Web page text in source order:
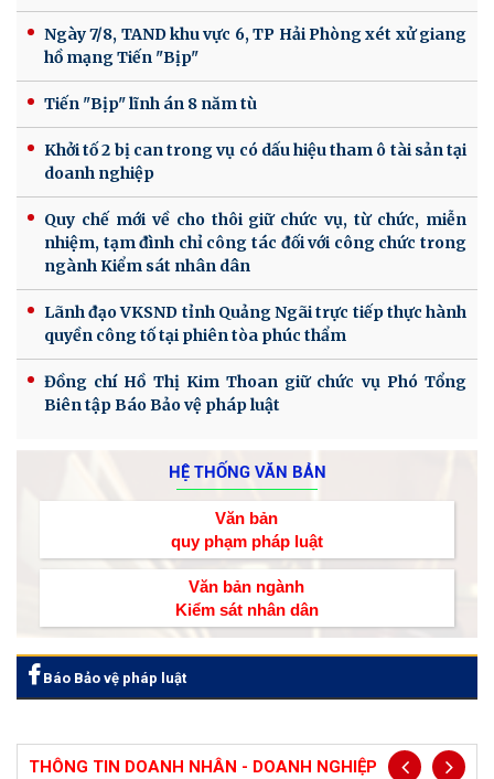
Ngày 7/8, TAND khu vực 6, TP Hải Phòng xét xử giang
hồ mạng Tiến "Bịp"
Tiến "Bịp" lĩnh án 8 năm tù
Khởi tố 2 bị can trong vụ có dấu hiệu tham ô tài sản tại
doanh nghiệp
Quy chế mới về cho thôi giữ chức vụ, từ chức, miễn
nhiệm, tạm đình chỉ công tác đối với công chức trong
ngành Kiểm sát nhân dân
Lãnh đạo VKSND tỉnh Quảng Ngãi trực tiếp thực hành
quyền công tố tại phiên tòa phúc thẩm
Đồng chí Hồ Thị Kim Thoan giữ chức vụ Phó Tổng
Biên tập Báo Bảo vệ pháp luật
HỆ THỐNG VĂN BẢN
Văn bản
quy phạm pháp luật
Văn bản ngành
Kiểm sát nhân dân
Báo Bảo vệ pháp luật
THÔNG TIN DOANH NHÂN - DOANH NGHIỆP